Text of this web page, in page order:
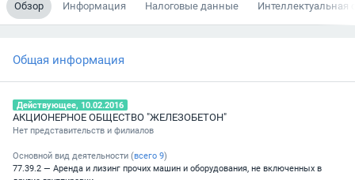
Обзор Информация Налоговые данные Интеллектуальная
Общая информация
Действующее, 10.02.2016
АКЦИОНЕРНОЕ ОБЩЕСТВО "ЖЕЛЕЗОБЕТОН"
Нет представительств и филиалов
Основной вид деятельности (всего 9)
77.39.2 — Аренда и лизинг прочих машин и оборудования, не включенных в